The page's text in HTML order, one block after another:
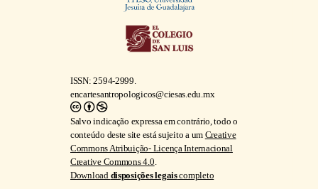
ISSN: 2594-2999.
encartesantropologicos@ciesas.edu.mx
Salvo indicação expressa em contrário, todo o
conteúdo deste site está sujeito a um Creative
Commons Atribuição- Licença Internacional
Creative Commons 4.0
Download disposições legaiscompleto